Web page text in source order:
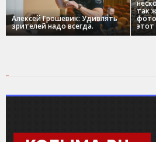
Алексей Грошевик: Удивлять
зрителей надо всегда.
так
этот